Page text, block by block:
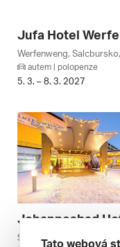
Jufa Hotel
Werfenweng,
autem | polopenze
5. 3. – 8. 3. 2027
Tato webová